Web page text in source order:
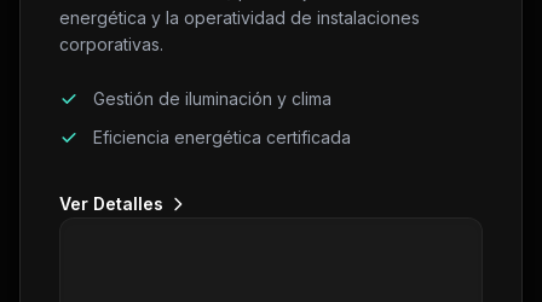
energética y la operatividad de instalaciones
corporativas.
Gestión de iluminación y clima
Eficiencia energética certificada
Ver Detalles